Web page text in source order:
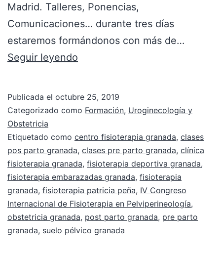
Madrid. Talleres, Ponencias,
Comunicaciones… durante tres días
estaremos formándonos con más de…
Seguir leyendo
Publicada el octubre 25, 2019
Categorizado como Formación, Uroginecología y
Obstetricia
Etiquetado como centro fisioterapia granada, clases
pos parto granada, clases pre parto granada, clínica
fisioterapia granada, fisioterapia deportiva granada,
fisioterapia embarazadas granada, fisioterapia
granada, fisioterapia patricia peña, IV Congreso
Internacional de Fisioterapia en Pelviperineología,
obstetricia granada, post parto granada, pre parto
granada, suelo pélvico granada